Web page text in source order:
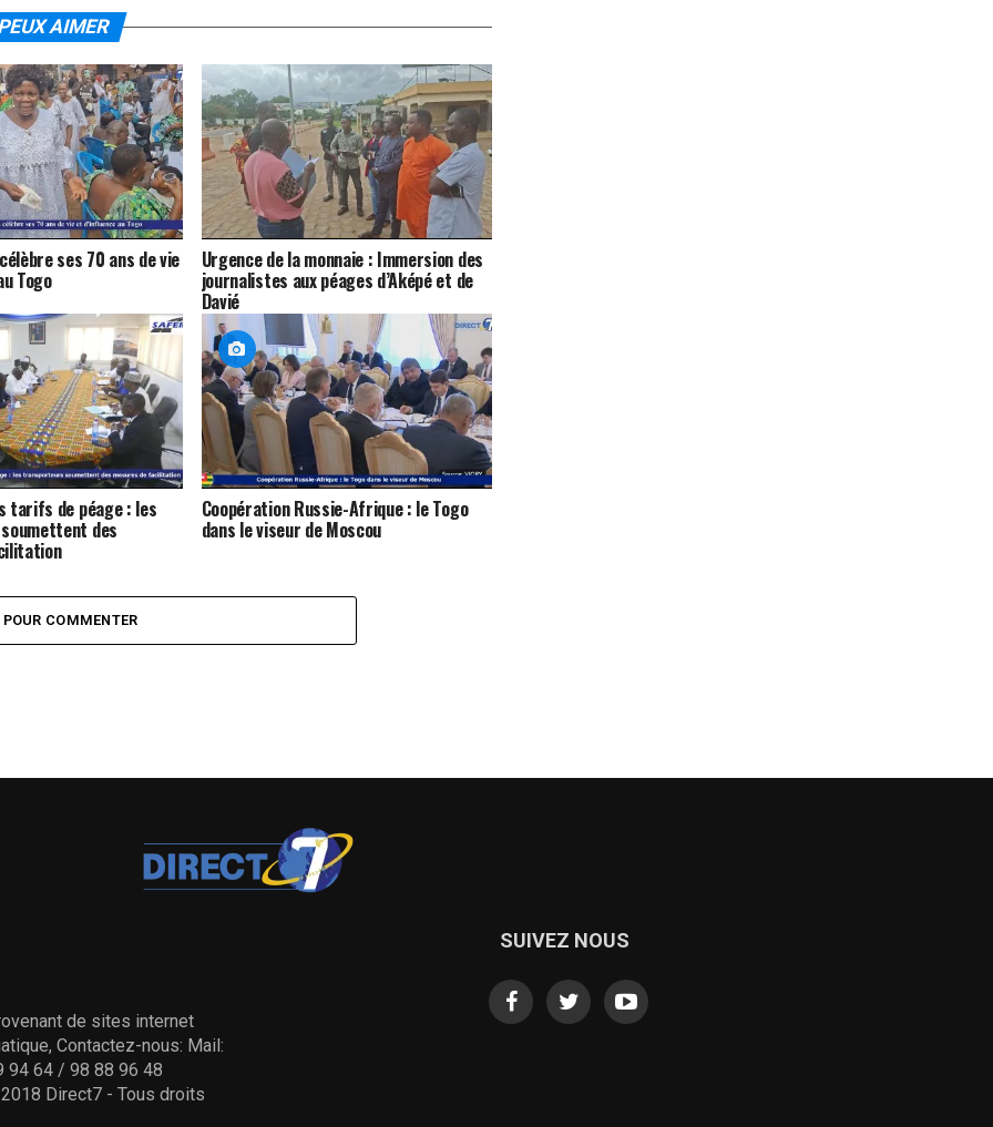
AIMER
ses 70 ans de vie
Togo
Urgence de la monnaie : Immersion des
journalistes aux péages d’Aképé et de
Davié
tarifs de péage : les
des
Coopération Russie-Afrique : le Togo
dans le viseur de Moscou
COMMENTER
de sites internet
Contactez-nous: Mail:
94 64 / 98 88 96 48
Direct7 - Tous droits
SUIVEZ NOUS